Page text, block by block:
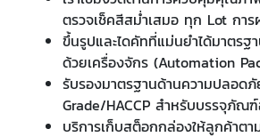
ตรวจเช็คสีสม่ำเสมอ ทุก Lot กา
ขึ้นรูปและไดคัทที่แม่นยำได้มาตรฐ
ด้วยเครื่องจักร (Automation
รับรองมาตรฐานด้านความปลอด
Grade/HACCP สำหรับบรรจุภัณฑ์
บริการเก็บสต็อกกล่องให้ลูกค้าต